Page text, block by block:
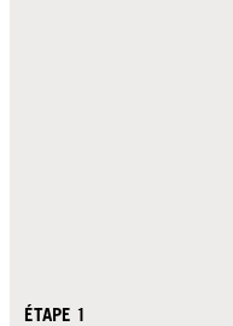
ÉTAPE 1